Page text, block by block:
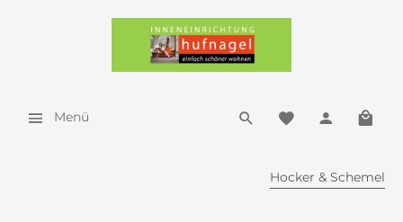
Menü
Hocker & Schemel